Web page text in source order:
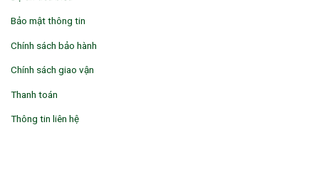
Bảo mật thông tin
Chính sách bảo hành
Chính sách giao vận
Thanh toán
Thông tin liên hệ